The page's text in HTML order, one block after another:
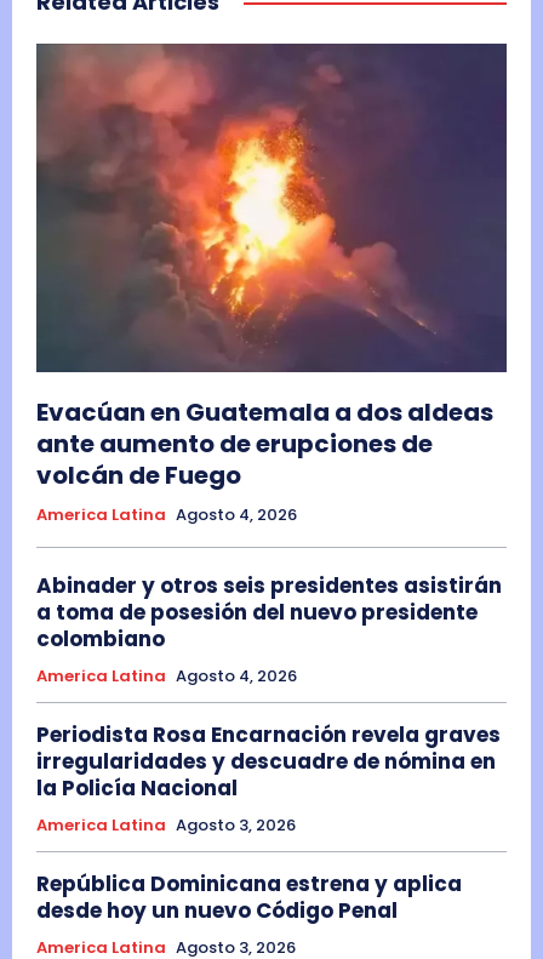
Evacúan en Guatemala a dos aldeas
ante aumento de erupciones de
volcán de Fuego
America Latina Agosto 4, 2026
Abinader y otros seis presidentes asistirán
a toma de posesión del nuevo presidente
colombiano
America Latina Agosto 4, 2026
Periodista Rosa Encarnación revela graves
irregularidades y descuadre de nómina en
la Policía Nacional
America Latina Agosto 3, 2026
República Dominicana estrena y aplica
desde hoy un nuevo Código Penal
America Latina Agosto 3, 2026